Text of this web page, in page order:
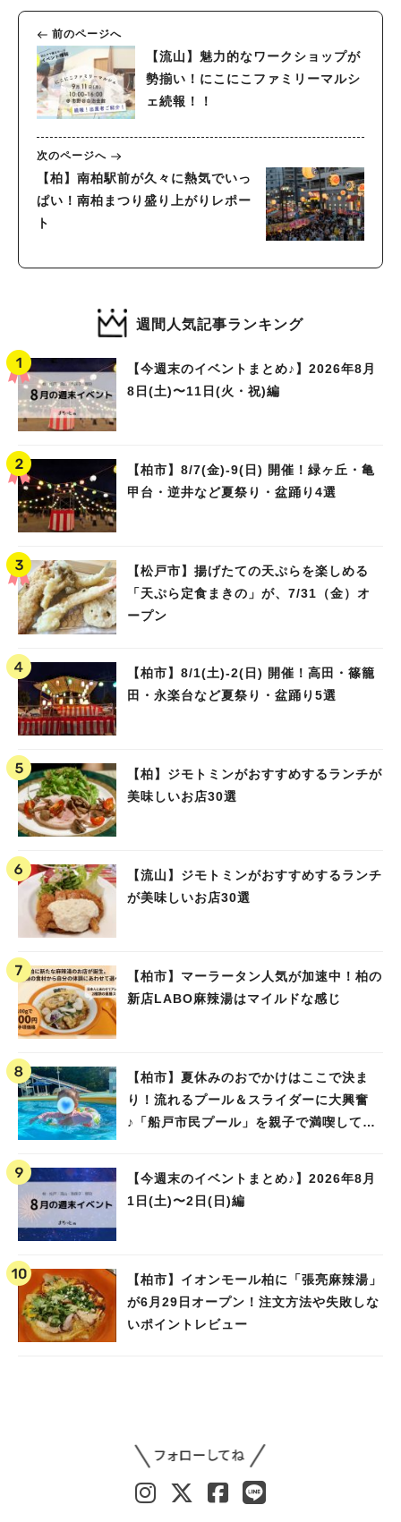
前のページへ
【流山】魅力的なワークショップが
勢揃い！にこにこファミリーマルシ
ェ続報！！
次のページへ
【柏】南柏駅前が久々に熱気でいっ
ぱい！南柏まつり盛り上がりレポー
ト
週間人気記事ランキング
【今週末のイベントまとめ♪】2026年8月
8日(土)〜11日(火・祝)編
【柏市】8/7(金)‐9(日) 開催！緑ヶ丘・亀
甲台・逆井など夏祭り・盆踊り4選
【松戸市】揚げたての天ぷらを楽しめる
「天ぷら定食まきの」が、7/31（金）オ
ープン
【柏市】8/1(土)‐2(日) 開催！高田・篠籠
田・永楽台など夏祭り・盆踊り5選
【柏】ジモトミンがおすすめするランチが
美味しいお店30選
【流山】ジモトミンがおすすめするランチ
が美味しいお店30選
【柏市】マーラータン人気が加速中！柏の
新店LABO麻辣湯はマイルドな感じ
【柏市】夏休みのおでかけはここで決ま
り！流れるプール＆スライダーに大興奮
♪「船戸市民プール」を親子で満喫してき
【今週末のイベントまとめ♪】2026年8月
1日(土)〜2日(日)編
【柏市】イオンモール柏に「張亮麻辣湯」
が6月29日オープン！注文方法や失敗しな
いポイントレビュー